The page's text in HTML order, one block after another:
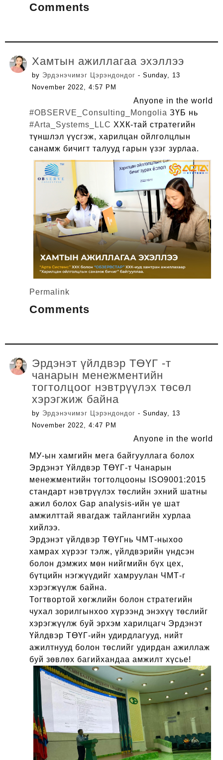
Comments
Хамтын ажиллагаа эхэллээ
by Эрдэнэчимэг Цэрэндондог - Sunday, 13
November 2022, 4:57 PM
Anyone in the world
#OBSERVE_Consulting_Mongolia ЗҮБ нь
#Arta_Systems_LLC ХХК-тай стратегийн
түншлэл үүсгэж, харилцан ойлголцлын
санамж бичигт талууд гарын үзэг зурлаа.
Permalink
Comments
Эрдэнэт үйлдвэр ТӨҮГ -т
чанарын менежментийн
тогтолцоог нэвтрүүлэх төсөл
хэрэгжиж байна
by Эрдэнэчимэг Цэрэндондог - Sunday, 13
November 2022, 4:47 PM
Anyone in the world
МУ-ын хамгийн мега байгууллага болох
Эрдэнэт Үйлдвэр ТӨҮГ-т Чанарын
менежментийн тогтолцооны ISO9001:2015
стандарт нэвтрүүлэх төслийн эхний шатны
ажил болох Gap analysis-ийн үе шат
амжилттай явагдаж тайлангийн хурлаа
хийлээ.
Эрдэнэт үйлдвэр ТӨҮГнь ЧМТ-ныхоо
хамрах хүрээг тэлж, үйлдвэрийн үндсэн
болон дэмжих мөн нийгмийн бүх цех,
бүтцийн нэгжүүдийг хамруулан ЧМТ-г
хэрэгжүүлж байна.
Тогтвортой хөгжлийн болон стратегийн
чухал зорилгынхоо хүрээнд энэхүү төслийг
хэрэгжүүлж буй эрхэм харилцагч Эрдэнэт
Үйлдвэр ТӨҮГ-ийн удирдлагууд, нийт
ажилтнууд болон төслийг удирдан ажиллаж
буй зөвлөх багийхандаа амжилт хүсье!